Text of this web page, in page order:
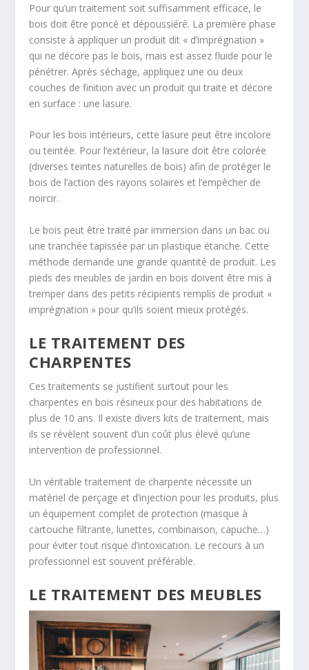
Pour qu’un traitement soit suffisamment efficace, le
bois doit être poncé et dépoussiéré. La première phase
consiste à appliquer un produit dit « d’imprégnation »
qui ne décore pas le bois, mais est assez fluide pour le
pénétrer. Après séchage, appliquez une ou deux
couches de finition avec un produit qui traite et décore
en surface : une lasure.
Pour les bois intérieurs, cette lasure peut être incolore
ou teintée. Pour l’extérieur, la lasure doit être colorée
(diverses teintes naturelles de bois) afin de protéger le
bois de l’action des rayons solaires et l’empêcher de
noircir.
Le bois peut être traité par immersion dans un bac ou
une tranchée tapissée par un plastique étanche. Cette
méthode demande une grande quantité de produit. Les
pieds des meubles de jardin en bois doivent être mis à
tremper dans des petits récipients remplis de produit «
imprégnation » pour qu’ils soient mieux protégés.
LE TRAITEMENT DES
CHARPENTES
Ces traitements se justifient surtout pour les
charpentes en bois résineux pour des habitations de
plus de 10 ans. Il existe divers kits de traitement, mais
ils se révèlent souvent d’un coût plus élevé qu’une
intervention de professionnel.
Un véritable traitement de charpente nécessite un
matériel de perçage et d’injection pour les produits, plus
un équipement complet de protection (masque à
cartouche filtrante, lunettes, combinaison, capuche…)
pour éviter tout risque d’intoxication. Le recours à un
professionnel est souvent préférable.
LE TRAITEMENT DES MEUBLES